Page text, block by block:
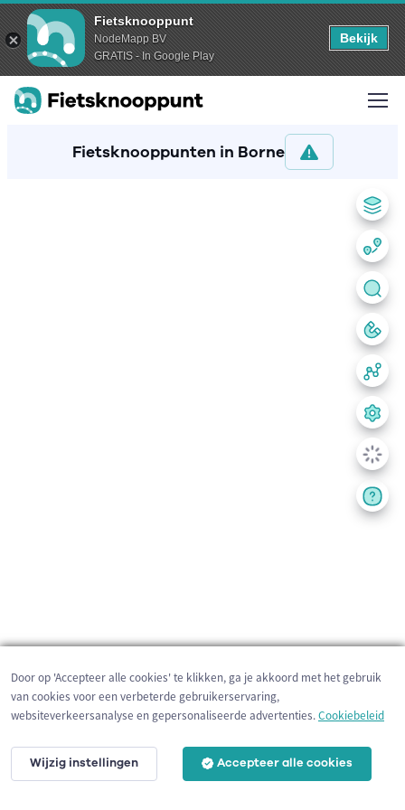
Fietsknooppunt
NodeMapp BV
GRATIS - In Google Play
Bekijk
Fietsknooppunten in Borne
1 km
Door op 'Accepteer alle cookies' te klikken, ga je akkoord met het gebruik
van cookies voor een verbeterde gebruikerservaring,
websiteverkeersanalyse en gepersonaliseerde advertenties.Cookiebeleid
Wijzig instellingen Accepteer alle cookies